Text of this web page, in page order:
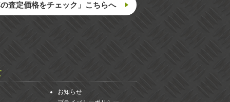
査定価格をチェック」こちらへ
お知らせ